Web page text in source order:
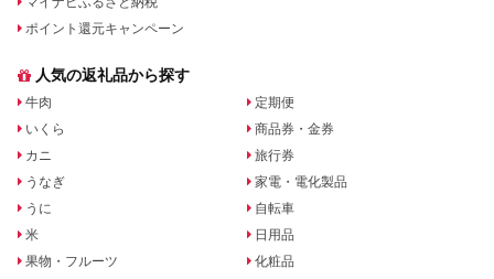
ポイント還元キャンペーン
人気の返礼品から探す
牛肉
いくら
カニ
うなぎ
うに
米
果物・フルーツ
定期便
商品券・金券
旅行券
家電・電化製品
自転車
日用品
化粧品